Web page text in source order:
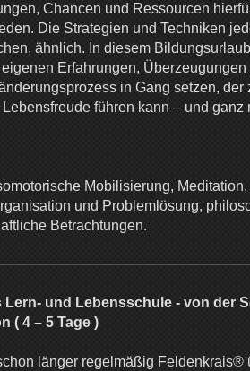
Chancen und Ressourcen
Die Strategien und Techniken
ähnlich. In diesem
Erfahrungen,
in Gang setzen, der
führen kann – und ganz
Mobilisierung,
und Problemlösung,
Betrachtungen.
Lern- und Lebensschule - von der
( 4 – 5 Tage )
länger regelmäßig Feldenkrais®